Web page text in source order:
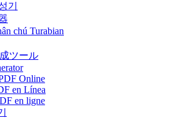
기
chú Turabian
ツール
Online
en Línea
en ligne